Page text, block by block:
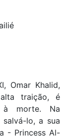
Omar Khalid,
traição, é
à morte. Na
lo, a sua
- Princess Al-